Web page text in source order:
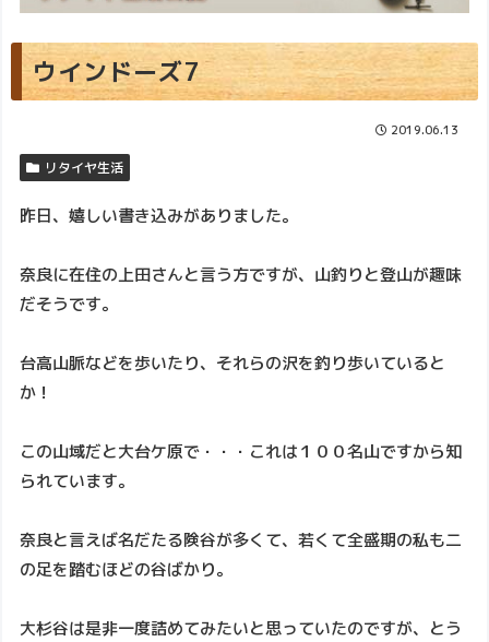
ウインドーズ7
2019.06.13
リタイヤ生活
昨日、嬉しい書き込みがありました。
奈良に在住の上田さんと言う方ですが、山釣りと登山が趣味
だそうです。
台高山脈などを歩いたり、それらの沢を釣り歩いていると
か！
この山域だと大台ケ原で・・・これは１００名山ですから知
られています。
奈良と言えば名だたる険谷が多くて、若くて全盛期の私も二
の足を踏むほどの谷ばかり。
大杉谷は是非一度詰めてみたいと思っていたのですが、とう